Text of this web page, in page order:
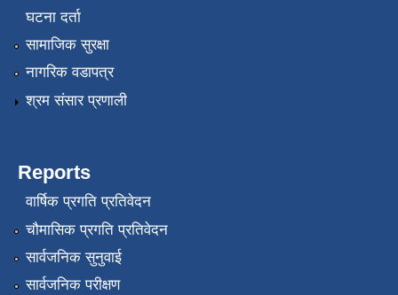
घटना दर्ता
सामाजिक सुरक्षा
नागरिक वडापत्र
श्रम संसार प्रणाली
Reports
वार्षिक प्रगति प्रतिवेदन
चौमासिक प्रगति प्रतिवेदन
सार्वजनिक सुनुवाई
सार्वजनिक परीक्षण